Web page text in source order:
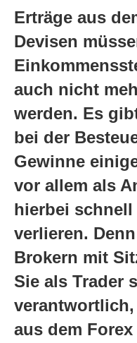
Erträge aus
Devisen
auch nicht
werden. Es
bei der
Gewinne
vor allem als
hierbei
verlieren.
Brokern mit
Sie als Trader
aus dem